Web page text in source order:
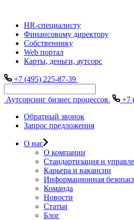
HR-специалисту
Финансовому директору
Собственнику
Web портал
Карты, деньги, аутсорс
+7 (495) 225-87-39
Аутсорсинг бизнес процессов.
+7
Обратный звонок
Запрос предложения
О нас
О компании
Стандартизация и
Карьера и вакансии
Информационная
Команда
Новости
Статьи
Блог